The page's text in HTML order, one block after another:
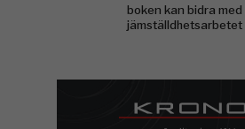
boken kan bidra
jämställdhetsarbetet